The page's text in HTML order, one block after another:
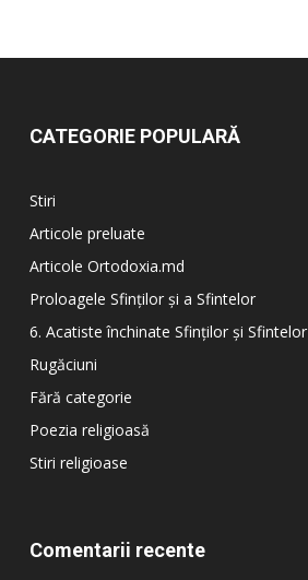
CATEGORIE POPULARĂ
Stiri
Articole preluate
Articole Ortodoxia.md
Proloagele Sfinților și a Sfintelor
6. Acatiste închinate Sfinților și Sfintelor
Rugăciuni
Fără categorie
Poezia religioasă
Stiri religioase
Comentarii recente